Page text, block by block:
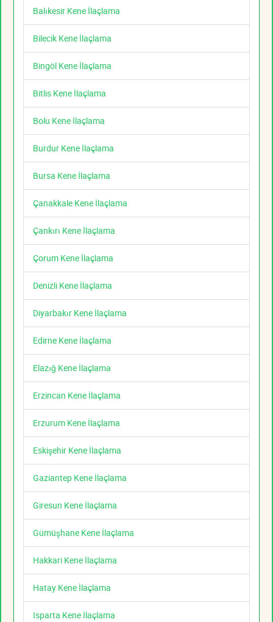
Balıkesir Kene İlaçlama
Bilecik Kene İlaçlama
Bingöl Kene İlaçlama
Bitlis Kene İlaçlama
Bolu Kene İlaçlama
Burdur Kene İlaçlama
Bursa Kene İlaçlama
Çanakkale Kene İlaçlama
Çankırı Kene İlaçlama
Çorum Kene İlaçlama
Denizli Kene İlaçlama
Diyarbakır Kene İlaçlama
Edirne Kene İlaçlama
Elazığ Kene İlaçlama
Erzincan Kene İlaçlama
Erzurum Kene İlaçlama
Eskişehir Kene İlaçlama
Gaziantep Kene İlaçlama
Giresun Kene İlaçlama
Gümüşhane Kene İlaçlama
Hakkari Kene İlaçlama
Hatay Kene İlaçlama
Isparta Kene İlaçlama